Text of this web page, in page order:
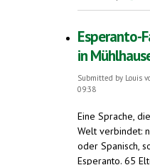
Esperanto-
in
Submitted by Louis
09:38
Eine Sprache,
Welt verbindet:
oder Spanisch,
Esperanto. 65